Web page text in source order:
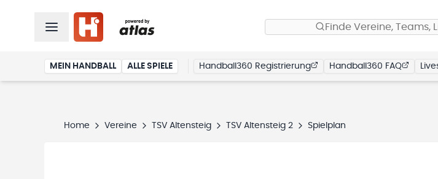
Finde Vereine, Teams,
MEIN HANDBALL ALLE SPIELE Handball360 Registrierung Handball360 FAQ
Home Vereine TSV Altensteig TSV Altensteig 2 Spielplan